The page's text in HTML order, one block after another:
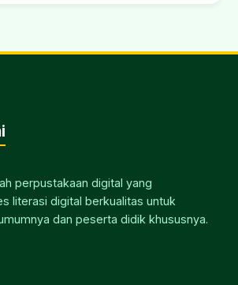
perpustakaan digital yang
literasi digital berkualitas untuk
dan peserta didik khususnya.